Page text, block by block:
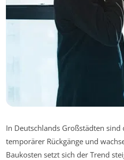
In Deutschlands Großstädten
temporärer Rückgänge und
Baukosten setzt sich der Trend